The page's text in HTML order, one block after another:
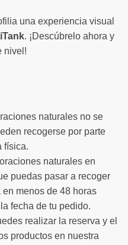
una experiencia visual
. ¡Descúbrelo ahora y
nivel!
naturales no se
recogerse por parte
física.
naturales en
puedas pasar a recoger
menos de 48 horas
fecha de tu pedido.
realizar la reserva y el
productos en nuestra